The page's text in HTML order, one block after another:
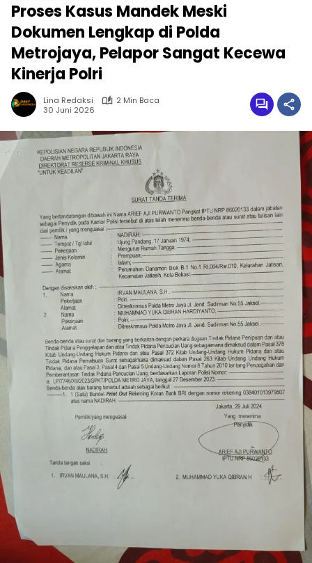
Proses Kasus Mandek Meski
Dokumen Lengkap di Polda
Metrojaya, Pelapor Sangat Kecewa
Kinerja Polri
Lina Redaksi
2 Min Baca
30 Juni 2026